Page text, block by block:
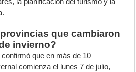
la planificación del turismo y la
que cambiaron
invierno?
que en más de 10
comienza el lunes 7 de julio,